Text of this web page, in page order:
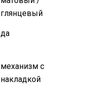
глянцевый
да
механизм с
накладкой